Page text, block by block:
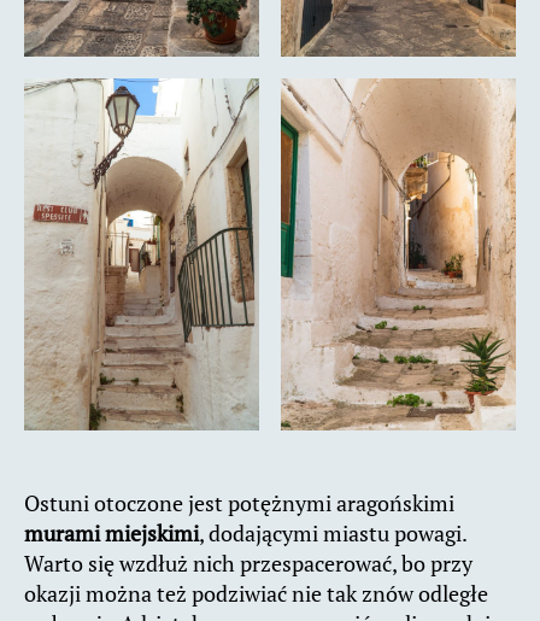
Ostuni otoczone jest potężnymi aragońskimi
murami miejskimi, dodającymi miastu powagi.
Warto się wzdłuż nich przespacerować, bo przy
okazji można też podziwiać nie tak znów odległe